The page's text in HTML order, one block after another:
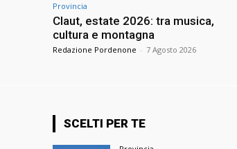
Provincia
Claut, estate 2026: tra musica,
cultura e montagna
Redazione Pordenone - 7 Agosto 2026
SCELTI PER TE